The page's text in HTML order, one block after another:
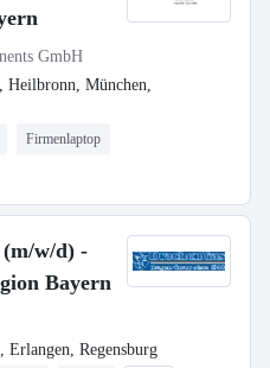
GmbH
Heilbronn, München,
Firmenlaptop
w/d) -
Bayern
Erlangen, Regensburg